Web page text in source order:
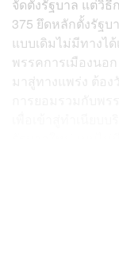
จัดตั้งรัฐบาล แต่วิธี
375 ยึดหลักตั้งรัฐบ
แบบเดิมไม่มีทางไ
พรรคการเมืองนอ
มาสู่ทางแพร่ง ต้อ
แก้ปัญหาเศรษฐกิ
แล้วกับขั้วรัฐบาลเ